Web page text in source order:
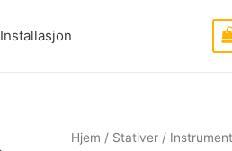
Installasjon
Hjem / Stativer /